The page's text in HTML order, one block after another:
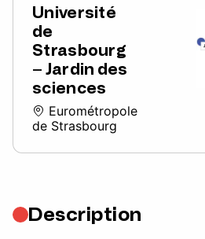
Université
de
Strasbourg
– Jardin des
sciences
Eurométropole
de Strasbourg
Description